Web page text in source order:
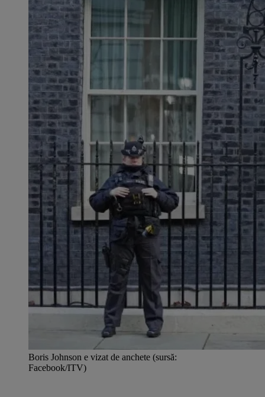
Boris Johnson e vizat de anchete (sursă:
Facebook/ITV)